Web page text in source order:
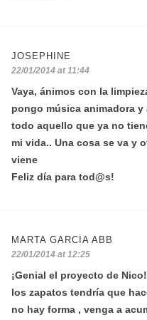
JOSEPHINE
22/01/2014 at 11:44
Vaya, ánimos con la
pongo música animadora y
todo aquello que ya no
mi vida.. Una cosa se va y
viene
Feliz día para tod@s!
MARTA GARCÍA ABB
22/01/2014 at 12:25
¡Genial el proyecto de
los zapatos tendría que
no hay forma , venga a